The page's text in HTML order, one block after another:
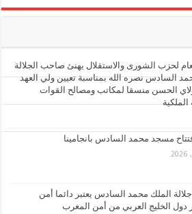
لحزب الشورى والاستقلال يهنئ صاحب الجلالة
السادس نصره الله بمناسبة تعيين ولي العهد
الحسن منسقا لمكاتب ومصالح القوات
مسجد محمد السادس بانجامينا
الملك محمد السادس يعتبر دائما أمن
دول الخليج العربي من أمن المغرب